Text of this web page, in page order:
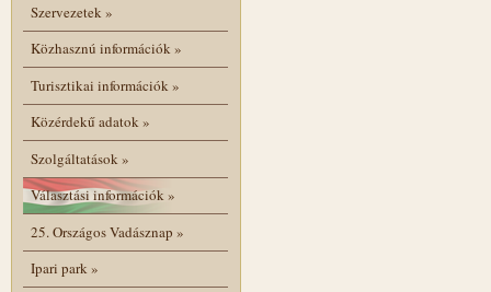
Szervezetek»
Közhasznú információk»
Turisztikai információk»
Közérdekű adatok»
Szolgáltatások»
Választási információk»
25. Országos Vadásznap »
Ipari park»